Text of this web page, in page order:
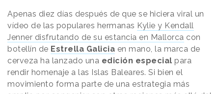
Apenas diez días después de que se hiciera viral un
vídeo de las populares hermanas Kylie y Kendall
Jenner disfrutando de su estancia en Mallorca con
botellín de Estrella Galicia en mano, la marca de
cerveza ha lanzado una edición especial para
rendir homenaje a las Islas Baleares. Si bien el
movimiento forma parte de una estrategia más